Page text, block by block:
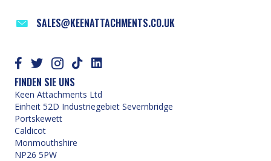
SALES@KEENATTACHMENTS.CO.UK
FINDEN SIE UNS
Keen Attachments Ltd
Einheit 52D Industriegebiet Severnbridge
Portskewett
Caldicot
Monmouthshire
NP26 5PW